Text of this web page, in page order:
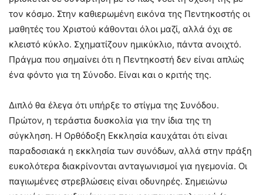
τον κόσμο. Στην καθιερωμένη εικόνα της Πεντηκοστής οι
μαθητές του Χριστού κάθονται όλοι μαζί, αλλά όχι σε
κλειστό κύκλο. Σχηματίζουν ημικύκλιο, πάντα ανοιχτό.
Πράγμα που σημαίνει ότι η Πεντηκοστή δεν είναι απλώς
ένα φόντο για τη Σύνοδο. Είναι και ο κριτής της.
Διπλό θα έλεγα ότι υπήρξε το στίγμα της Συνόδου.
Πρώτον, η τεράστια δυσκολία για την ίδια της τη
σύγκληση. Η Ορθόδοξη Εκκλησία καυχάται ότι είναι
παραδοσιακά η εκκλησία των συνόδων, αλλά στην πράξη
ευκολότερα διακρίνονται ανταγωνισμοί για ηγεμονία. Οι
παγιωμένες στρεβλώσεις είναι οδυνηρές. Σημειώνω